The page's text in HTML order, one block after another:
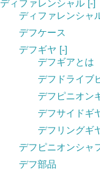
ディファレンシャル [-]
ディファレンシャ
デフケース
デフギヤ [-]
デフギアとは
デフドライブ
デフピニオン
デフサイドギ
デフリングギ
デフピニオンシャ
デフ部品